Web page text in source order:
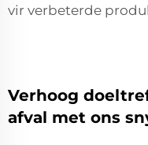
vir verbeterde
Verhoog
afval met ons